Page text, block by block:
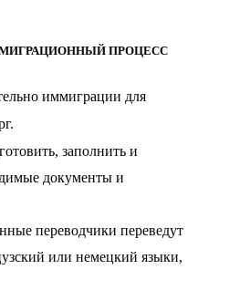
ПРОЦЕСС
иммиграции для
заполнить и
документы и
переводчики переведут
или немецкий языки,